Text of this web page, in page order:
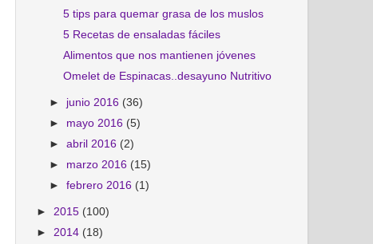
5 tips para quemar grasa de los muslos
5 Recetas de ensaladas fáciles
Alimentos que nos mantienen jóvenes
Omelet de Espinacas..desayuno Nutritivo
► junio 2016 (36)
► mayo 2016 (5)
►abril 2016 (2)
► marzo 2016 (15)
►febrero 2016 (1)
► 2015 (100)
► 2014 (18)